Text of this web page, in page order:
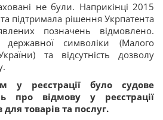
не були. Наприкінці 2015
підтримала рішення Укрпатента
позначень відмовлено.
державної символіки (Малого
та відсутність дозволу
у реєстрації було судове
про відмову у реєстрації
товарів та послуг.